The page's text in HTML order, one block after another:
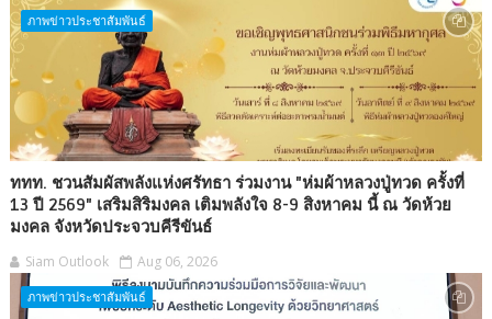
ภาพข่าวประชาสัมพันธ์
ททท. ชวนสัมผัสพลังแห่งศรัทธา ร่วมงาน "ห่มผ้าหลวงปู่ทวด ครั้งที่
13 ปี 2569" เสริมสิริมงคล เติมพลังใจ 8-9 สิงหาคม นี้ ณ วัดห้วย
มงคล จังหวัดประจวบคีรีขันธ์
Siam Outlook Aug 06, 2026
ภาพข่าวประชาสัมพันธ์